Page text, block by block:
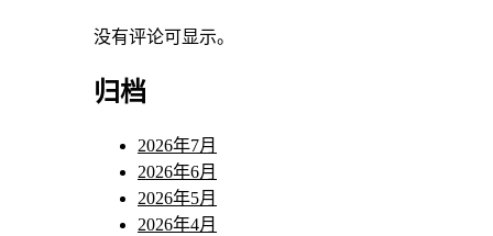
没有评论可显示。
归档
2026年7月
2026年6月
2026年5月
2026年4月